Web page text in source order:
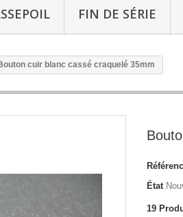
FIN DE SÉRIE
cuir blanc cassé craquelé 35mm
État
19